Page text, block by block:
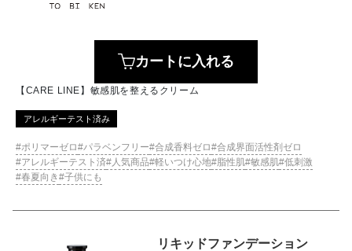
カートに入れる
【CARE LINE】敏感肌を整えるクリーム
アレルギーテスト済み
ポリマーゼロ パラベンフリー 合成香料ゼロ
合成界面活性剤ゼロ
アレルギーテスト済
人気商品 軽いつけ心地 脂性肌 敏感肌 低刺激
春夏向き
子供にも
リキッドファンデーション